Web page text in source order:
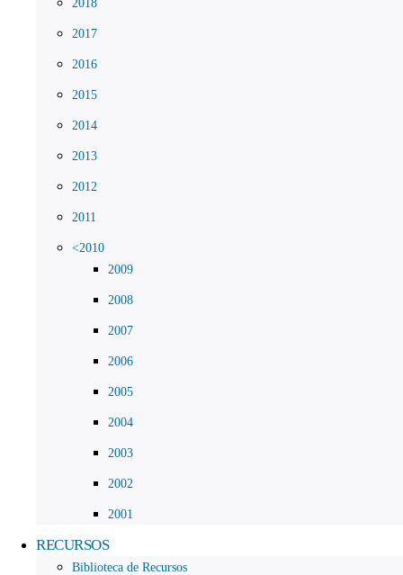
2018
2017
2016
2015
2014
2013
2012
2011
<2010
2009
2008
2007
2006
2005
2004
2003
2002
2001
RECURSOS
Biblioteca de Recursos